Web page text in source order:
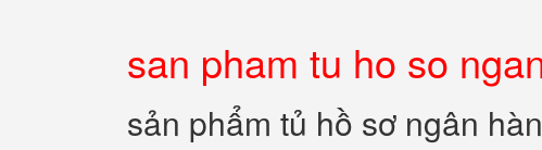
san pham tu ho so
sản phẩm tủ hồ sơ ngân